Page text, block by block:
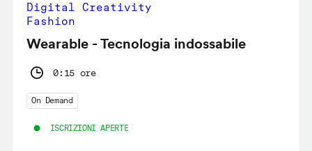
Digital Creativity
Fashion
Wearable - Tecnologia indossabile
0:15 ore
On Demand
ISCRIZIONI APERTE